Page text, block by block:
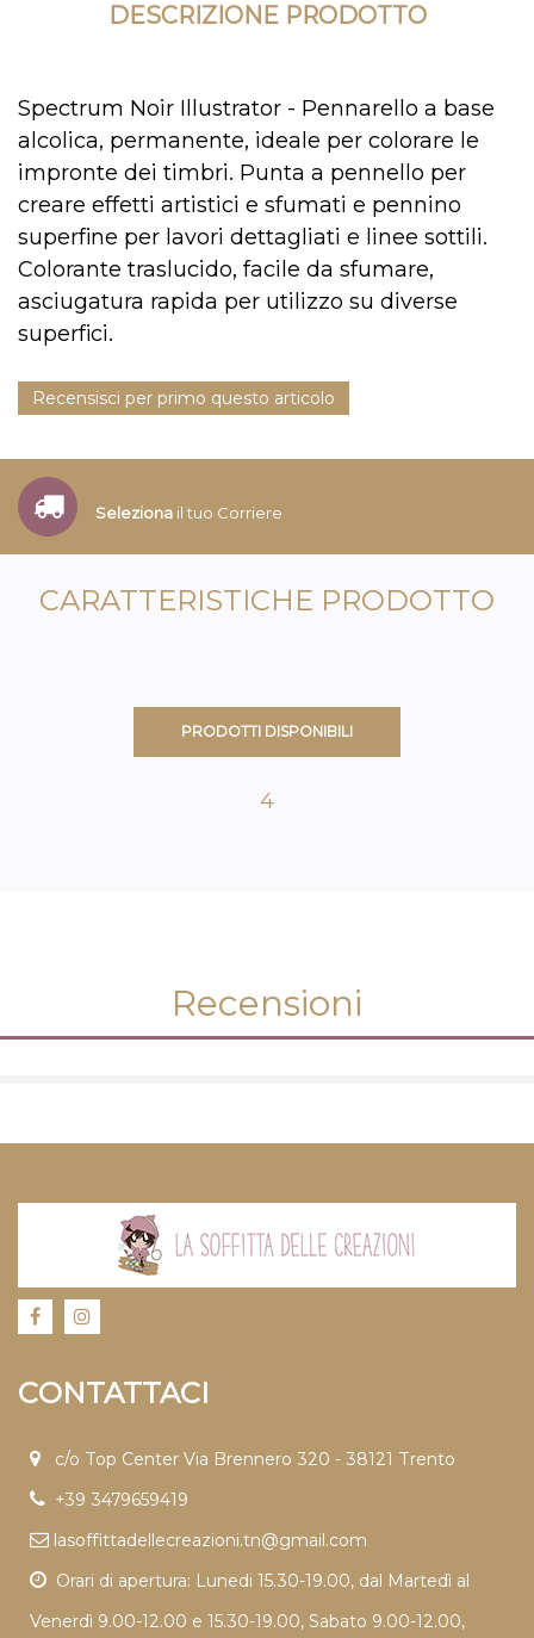
DESCRIZIONE PRODOTTO
Spectrum Noir Illustrator - Pennarello a base
alcolica, permanente, ideale per colorare le
impronte dei timbri. Punta a pennello per
creare effetti artistici e sfumati e pennino
superfine per lavori dettagliati e linee sottili.
Colorante traslucido, facile da sfumare,
asciugatura rapida per utilizzo su diverse
superfici.
Recensisci per primo questo articolo
Seleziona il tuo Corriere
CARATTERISTICHE PRODOTTO
PRODOTTI DISPONIBILI
4
Recensioni
CONTATTACI
c/o Top Center Via Brennero 320 - 38121 Trento
+39 3479659419
lasoffittadellecreazioni.tn@gmail.com
Orari di apertura: Lunedi 15.30-19.00, dal Martedì al
Venerdì 9.00-12.00 e 15.30-19.00, Sabato 9.00-12.00,